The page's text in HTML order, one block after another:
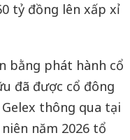
tỷ đồng lên xấp xỉ
bằng phát hành cổ
đã được cổ đông
thông qua tại
năm 2026 tổ